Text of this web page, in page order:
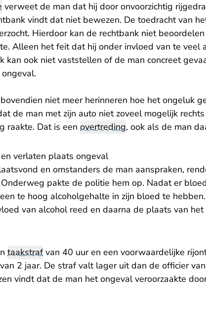
verweet de man dat hij door onvoorzichtig
vindt dat niet bewezen. De toedracht van
Hierdoor kan de rechtbank niet
Alleen het feit dat hij onder invloed van te veel
kan ook niet vaststellen of de man concreet
niet meer herinneren hoe het ongeluk
de man met zijn auto niet zoveel mogelijk
raakte. Dat is een overtreding, ook als de man
verlaten plaats ongeval
en omstanders de man aanspraken,
pakte de politie hem op. Nadat er
te hoog alcoholgehalte in zijn bloed te
van alcohol reed en daarna de plaats van
taakstrafvan 40 uur en een voorwaardelijke
van 2 jaar. De straf valt lager uit dan de officier
vindt dat de man het ongeval veroorzaakte